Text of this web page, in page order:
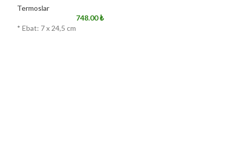
Termoslar
748.00₺
* Ebat: 7 x 24,5 cm